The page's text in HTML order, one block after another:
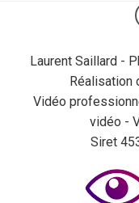
Laurent Saillard -
Réalisation
Vidéo
vidéo -
Siret